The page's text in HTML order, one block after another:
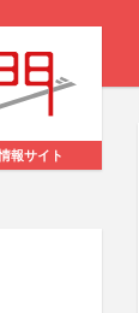
報サイト